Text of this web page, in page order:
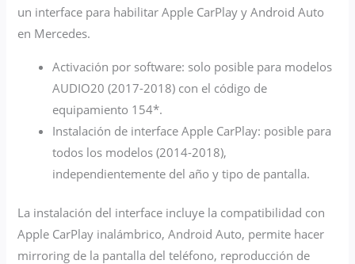
un interface para habilitar Apple CarPlay y Android Auto
en Mercedes.
Activación por software: solo posible para modelos
AUDIO20 (2017-2018) con el código de
equipamiento 154*.
Instalación de interface Apple CarPlay: posible para
todos los modelos (2014-2018),
independientemente del año y tipo de pantalla.
La instalación del interface incluye la compatibilidad con
Apple CarPlay inalámbrico, Android Auto, permite hacer
mirroring de la pantalla del teléfono, reproducción de